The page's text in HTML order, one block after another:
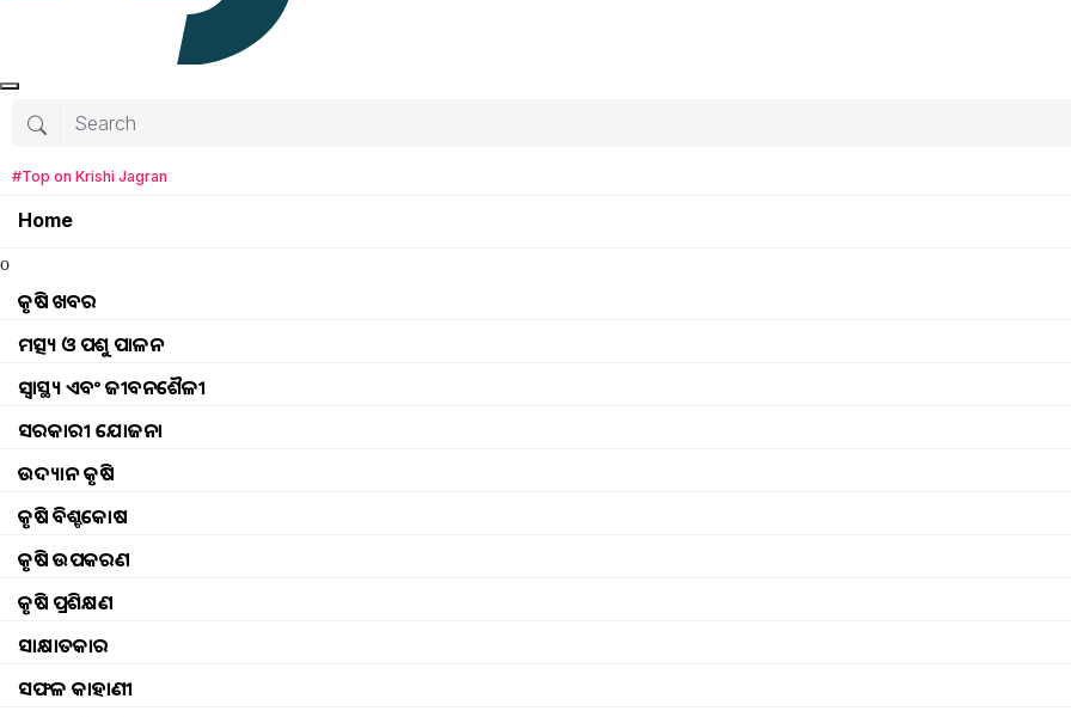
#Top on Krishi Jagran
Home
o
କୃଷି ଖବର
ମତ୍ସ୍ୟ ଓ ପଶୁ ପାଳନ
ସ୍ୱାସ୍ଥ୍ୟ ଏବଂ ଜୀବନଶୈଳୀ
ସରକାରୀ ଯୋଜନା
ଉଦ୍ୟାନ କୃଷି
କୃଷି ବିଶ୍ବକୋଷ
କୃଷି ଉପକରଣ
କୃଷି ପ୍ରଶିକ୍ଷଣ
ସାକ୍ଷାତକାର
ସଫଳ କାହାଣୀ
କ୍ଷେତରୁ ଭଲ ଫସଲ ଅମଳ ପାଇବା ପାଇଁ ଯଦି ଆପଣ ଅଧିକ ପରିମାଣରେ DAP ସାର ବ୍ୟବହାର କରନ୍ତି ଏବଂ ତାହା
ମଧ୍ୟ ଯେ କୌଣସି ସମୟରେ, ତେବେ ଏହା ଆପଣଙ୍କ ଫସଲ ପାଇଁ ଅତ୍ୟନ୍ତ କ୍ଷତିକାରକ ପ୍ରମାଣିତ ହୋଇପାରେ | ଏହି
ଆର୍ଟିକିଲରେ DAP ସାରର ଅସୁବିଧା ଏବଂ ଏହାକୁ କ୍ଷେତରେ ରଖିବାର ସଠିକ୍ ଉପାୟ କ’ଣ ଶିଖନ୍ତୁ…